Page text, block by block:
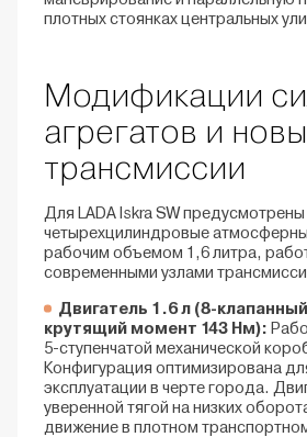
плотных стоянках центральных
Модификации
агрегатов и
трансмиссии
Для LADA Iskra SW
четырехцилиндровые
рабочим объемом 1,6 литра,
современными узлами
Двигатель 1.6 л (8-
крутящий момент 143 Нм):
5-ступенчатой механической
Конфигурация оптимизирована
эксплуатации в черте города.
уверенной тягой на низких
движение в плотном